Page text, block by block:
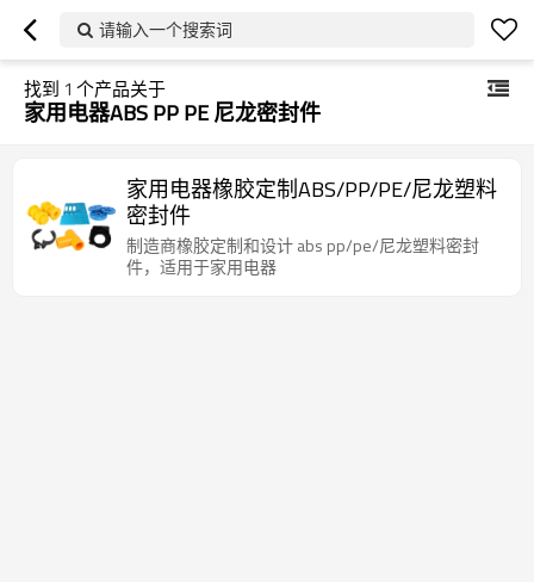
请输入一个搜索词
找到 1 个产品关于
家用电器ABS PP PE 尼龙密封件
家用电器橡胶定制ABS/PP/PE/尼龙塑料
密封件
制造商橡胶定制和设计 abs pp/pe/尼龙塑料密封
件，适用于家用电器